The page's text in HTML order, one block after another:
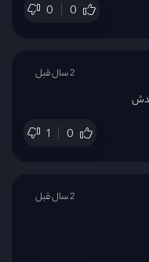
0 0
1 0
2 سال قبل
2 سال قبل